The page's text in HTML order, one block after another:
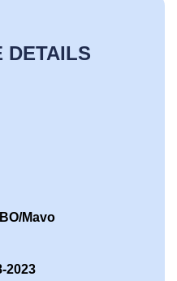
DETAILS
Mavo
2023